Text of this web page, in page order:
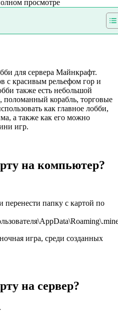
просмотре
для сервера Майнкрафт.
с красивым рельефом гор и
также есть небольшой
поломанный корабль, торговые
как главное лобби,
а также как его можно
игр.
на компьютер?
папку с картой по
игра, среди созданных
на сервер?